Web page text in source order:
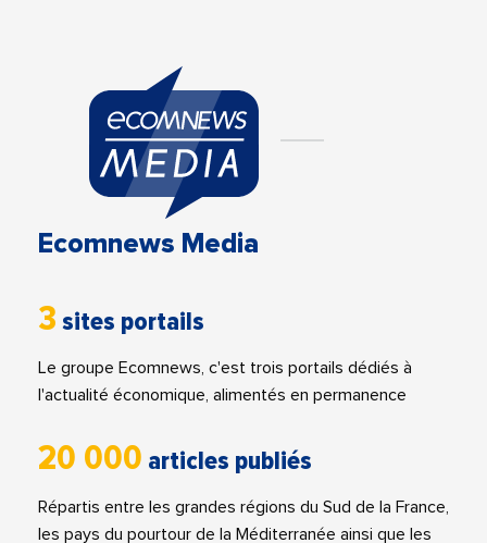
Ecomnews Media
3 sites portails
Le groupe Ecomnews, c'est trois portails dédiés à
l'actualité économique, alimentés en permanence
20 000 articles publiés
Répartis entre les grandes régions du Sud de la France,
les pays du pourtour de la Méditerranée ainsi que les